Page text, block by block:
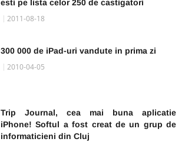
esti pe lista celor 250 de castigatori
2011-08-18
300 000 de iPad-uri vandute in prima zi
2010-04-05
Trip Journal, cea mai buna aplicatie
iPhone! Softul a fost creat de un grup de
informaticieni din Cluj